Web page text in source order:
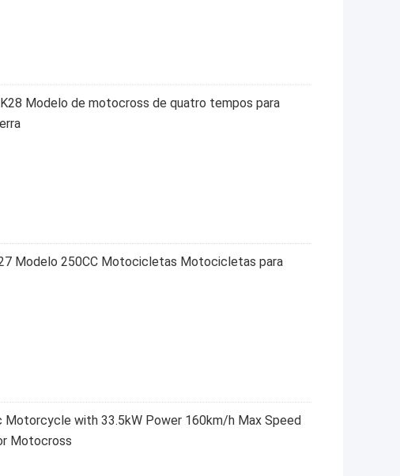
K28 Modelo de motocross de quatro tempos para
Modelo 250CC Motocicletas Motocicletas para
Motorcycle with 33.5kW Power 160km/h Max Speed
Motocross